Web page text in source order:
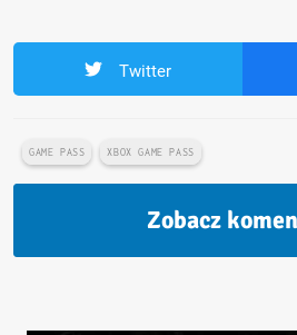
Twitter
GAME PASS XBOX GAME PASS
Zobacz